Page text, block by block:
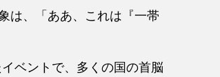
は、「ああ、これは『一帯
ベントで、多くの国の首脳